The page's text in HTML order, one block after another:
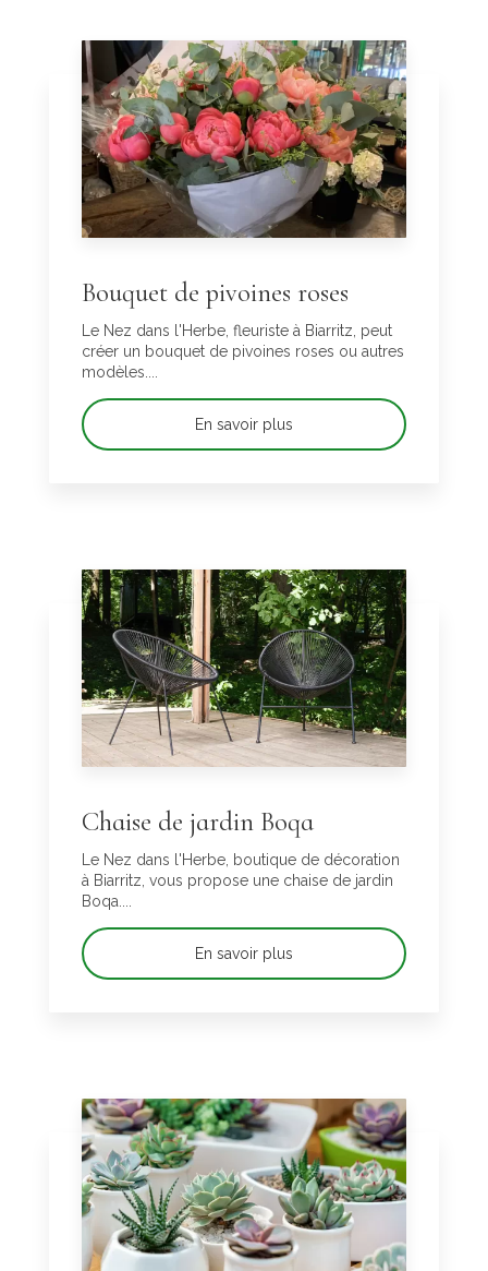
Bouquet de pivoines roses
Le Nez dans l'Herbe, fleuriste à Biarritz, peut
créer un bouquet de pivoines roses ou autres
modèles....
En savoir plus
Chaise de jardin Boqa
Le Nez dans l'Herbe, boutique de décoration
à Biarritz, vous propose une chaise de jardin
Boqa....
En savoir plus